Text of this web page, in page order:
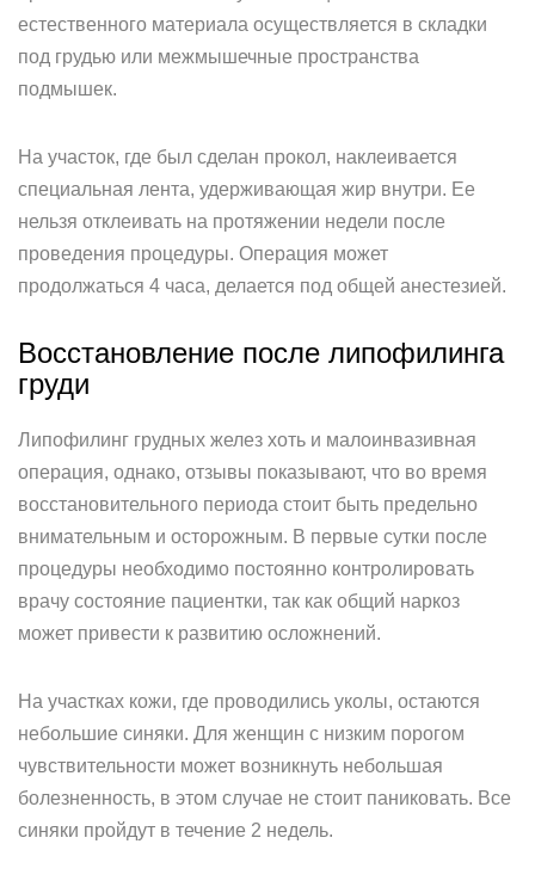
естественного материала осуществляется в складки
под грудью или межмышечные пространства
подмышек.
На участок, где был сделан прокол, наклеивается
специальная лента, удерживающая жир внутри. Ее
нельзя отклеивать на протяжении недели после
проведения процедуры. Операция может
продолжаться 4 часа, делается под общей анестезией.
Восстановление после липофилинга
груди
Липофилинг грудных желез хоть и малоинвазивная
операция, однако, отзывы показывают, что во время
восстановительного периода стоит быть предельно
внимательным и осторожным. В первые сутки после
процедуры необходимо постоянно контролировать
врачу состояние пациентки, так как общий наркоз
может привести к развитию осложнений.
На участках кожи, где проводились уколы, остаются
небольшие синяки. Для женщин с низким порогом
чувствительности может возникнуть небольшая
болезненность, в этом случае не стоит паниковать. Все
синяки пройдут в течение 2 недель.